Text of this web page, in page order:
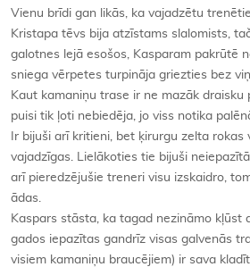
Vienu brīdi gan likās, ka vajadzētu
Kristapa tēvs bija atzīstams slalomists,
galotnes lejā esošos, Kasparam pakrūtē
sniega vērpetes turpināja griezties bez
Kaut kamaniņu trase ir ne mazāk draisku
puisi tik ļoti nebiedēja, jo viss notika
Ir bijuši arī kritieni, bet ķirurgu zelta rokas
vajadzīgas. Lielākoties tie bijuši
arī pieredzējušie treneri visu izskaidro,
ādas.
Kaspars stāsta, ka tagad nezināmo kļūst
gados iepazītas gandrīz visas galvenās
visiem kamaniņu braucējiem) ir sava